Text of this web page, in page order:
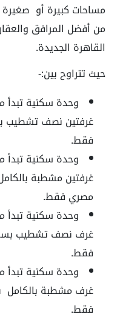
مساحات كبيرة أو
من أفضل المرافق
القاهرة الجديدة.
حيث تتراوح بين:-
فقط.
مصري فقط.
فقط.
فقط.